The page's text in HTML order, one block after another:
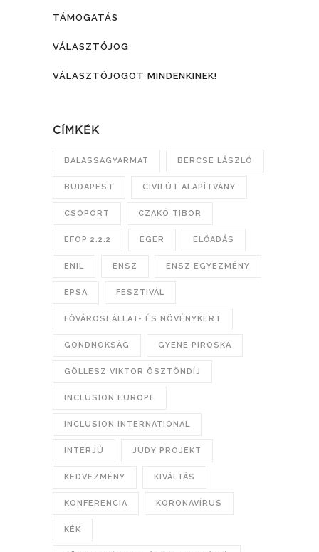
TÁMOGATÁS
VÁLASZTÓJOG
VÁLASZTÓJOGOT MINDENKINEK!
CÍMKÉK
BALASSAGYARMAT BERCSE LÁSZLÓ
BUDAPEST CIVILÚT ALAPÍTVÁNY
CSOPORT CZAKÓ TIBOR
EFOP 2.2.2 EGER ELŐADÁS
ENIL ENSZ ENSZ EGYEZMÉNY
EPSA FESZTIVÁL
FŐVÁROSI ÁLLAT- ÉS NÖVÉNYKERT
GONDNOKSÁG GYENE PIROSKA
GÖLLESZ VIKTOR ÖSZTÖNDÍJ
INCLUSION EUROPE
INCLUSION INTERNATIONAL
INTERJÚ JUDY PROJEKT
KEDVEZMÉNY KIVÁLTÁS
KONFERENCIA KORONAVÍRUS
KÉK